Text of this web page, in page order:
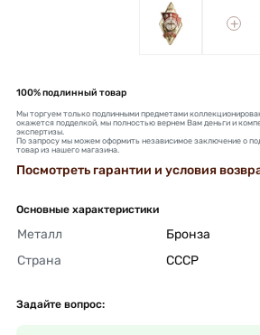
+ +
100% подлинный товар
Мы торгуем только подлинными предметами
окажется подделкой, мы полностью вернем Вам деньги и
экспертизы.
По запросу мы можем оформить независимое заключение о
товар из нашего магазина.
Посмотреть гарантии и условия
Основные характеристики
Металл
Бронза
Страна
СССР
Задайте вопрос: